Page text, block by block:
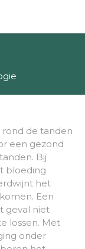
de tanden
een gezond
Bij
bloeding
het
Een
geval niet
lossen. Met
onder